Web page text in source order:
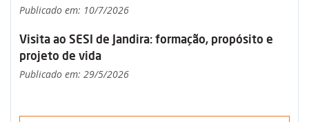
Publicado em: 10/7/2026
Visita ao SESI de Jandira: formação, propósito e
projeto de vida
Publicado em: 29/5/2026